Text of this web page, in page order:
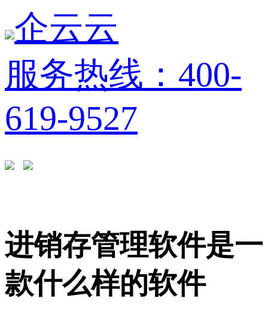
企云云
服务热线：400-
619-9527
进销存管理软件是一
款什么样的软件